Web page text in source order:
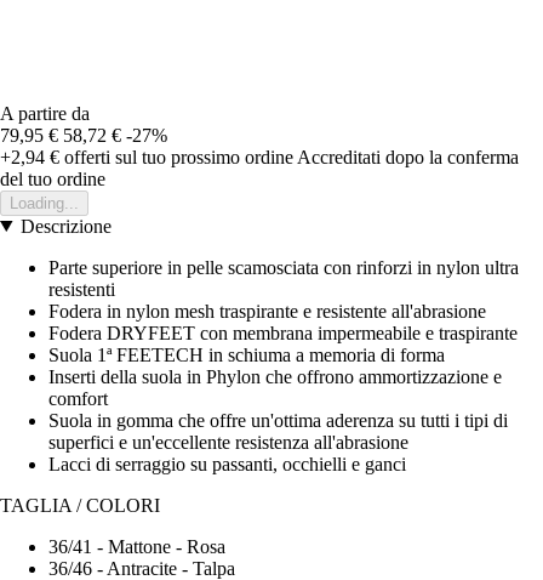
A partire da
79,95 € 58,72 € -27%
+2,94 € offerti sul tuo prossimo ordine Accreditati dopo la conferma
del tuo ordine
Loading...
Descrizione
Parte superiore in pelle scamosciata con rinforzi in nylon ultra
resistenti
Fodera in nylon mesh traspirante e resistente all'abrasione
Fodera DRYFEET con membrana impermeabile e traspirante
Suola 1ª FEETECH in schiuma a memoria di forma
Inserti della suola in Phylon che offrono ammortizzazione e
comfort
Suola in gomma che offre un'ottima aderenza su tutti i tipi di
superfici e un'eccellente resistenza all'abrasione
Lacci di serraggio su passanti, occhielli e ganci
TAGLIA / COLORI
36/41 - Mattone - Rosa
36/46 - Antracite - Talpa